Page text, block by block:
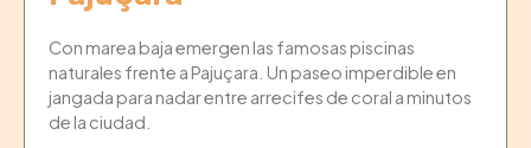
Con marea baja emergen las famosas piscinas
naturales frente a Pajuçara. Un paseo imperdible en
jangada para nadar entre arrecifes de coral a minutos
de la ciudad.